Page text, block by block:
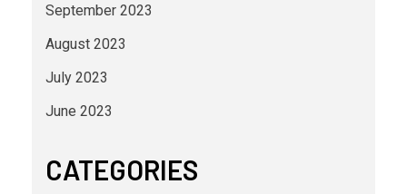
September 2023
August 2023
July 2023
June 2023
CATEGORIES